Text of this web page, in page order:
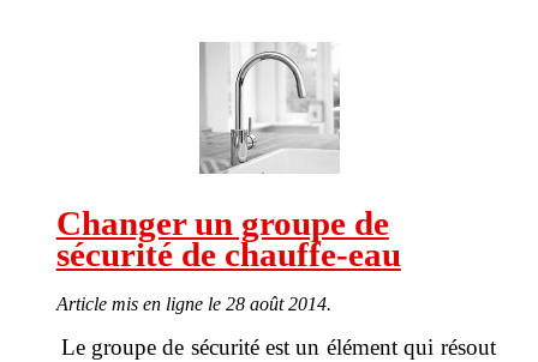
Changer un groupe de
sécurité de chauffe-eau
Article mis en ligne le 28 août 2014.
Le groupe de sécurité est un élément qui résout